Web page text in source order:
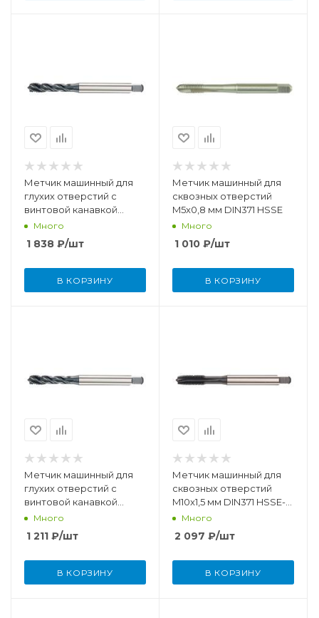
Метчик машинный для
глухих отверстий с
винтовой канавкой
M10x1,5 мм DIN371 HSSE-
Много
1 838 ₽/шт
В КОРЗИНУ
Метчик машинный для
сквозных отверстий
M5x0,8 мм DIN371 HSSE
Много
1 010 ₽/шт
В КОРЗИНУ
Метчик машинный для
глухих отверстий с
винтовой канавкой
M5x0,8 мм DIN371 HSSE-
Много
1 211 ₽/шт
В КОРЗИНУ
Метчик машинный для
сквозных отверстий
M10x1,5 мм DIN371 HSSE-
TiCNМного
2 097 ₽/шт
В КОРЗИНУ